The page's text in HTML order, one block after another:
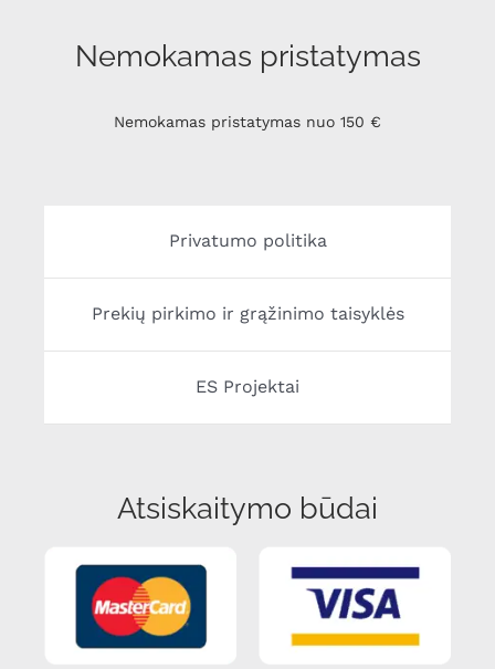
Nemokamas pristatymas
Nemokamas pristatymas nuo 150 €
Privatumo politika
Prekių pirkimo ir grąžinimo taisyklės
ES Projektai
Atsiskaitymo būdai